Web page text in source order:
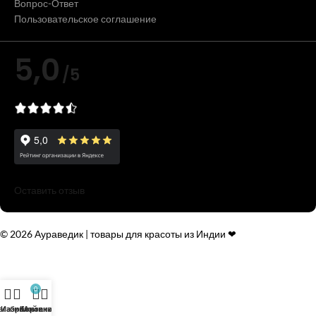
Вопрос-Ответ
Пользовательское соглашение
5,0 /5
Оставить отзыв
© 2026 Аураведик | товары для красоты из Индии ❤
Избранное
0
Корзина
Мой аккаунт